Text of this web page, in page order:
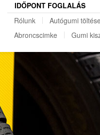
REGISZTRÁCIÓ
IDŐPONT FOGLALÁS
Rólunk
Autógumi
Abroncscimke
Gumi